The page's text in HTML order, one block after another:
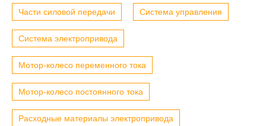
Части силовой передачи Система управления
Система электропривода
Мотор-колесо переменного тока
Мотор-колесо постоянного тока
Расходные материалы электропривода